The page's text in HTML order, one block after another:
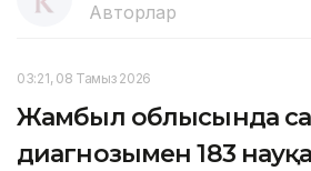
Авторлар
03:21, 08 Тамыз 2026
Жамбыл облысында
диагнозымен 183